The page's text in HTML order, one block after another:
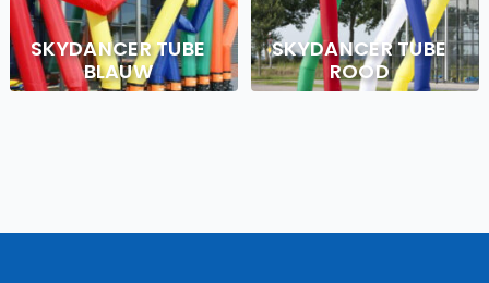
SKYDANCER TUBE
BLAUW
SKYDANCER TUBE
ROOD